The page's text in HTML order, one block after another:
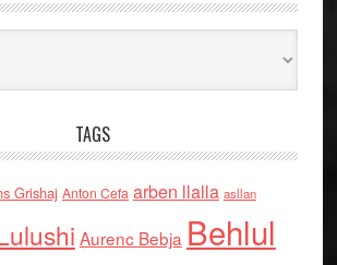
TAGS
Grishaj Anton Cefa arben llalla asllan
Aurenc Bebja Behlul